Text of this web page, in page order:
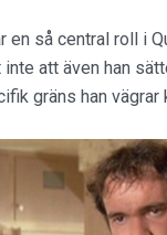
en så central roll i
att även han
gräns han vägrar